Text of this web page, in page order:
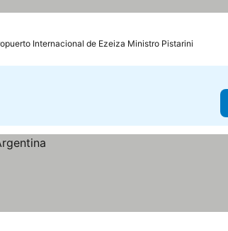
Internacional de Ezeiza Ministro Pistarini